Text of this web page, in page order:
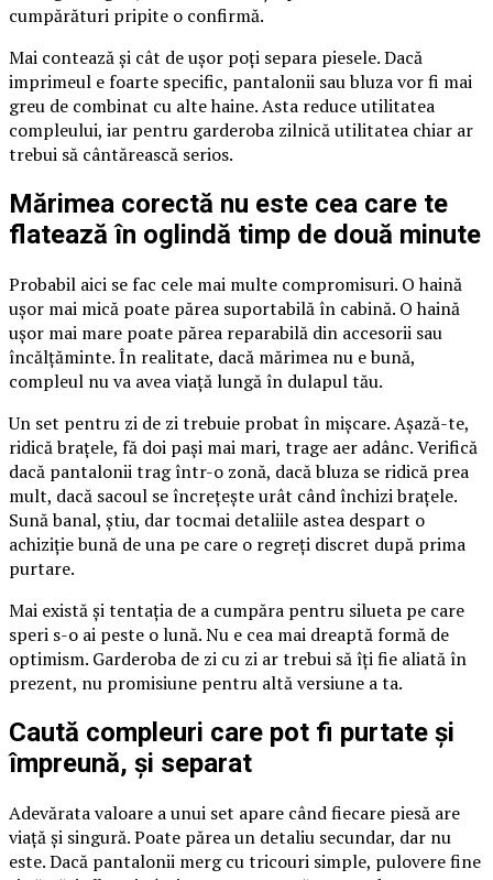
cumpărături pripite o confirmă.
Mai contează și cât de ușor poți separa piesele. Dacă
imprimeul e foarte specific, pantalonii sau bluza vor fi mai
greu de combinat cu alte haine. Asta reduce utilitatea
compleului, iar pentru garderoba zilnică utilitatea chiar ar
trebui să cântărească serios.
Mărimea corectă nu este cea care te
flatează în oglindă timp de două minute
Probabil aici se fac cele mai multe compromisuri. O haină
ușor mai mică poate părea suportabilă în cabină. O haină
ușor mai mare poate părea reparabilă din accesorii sau
încălțăminte. În realitate, dacă mărimea nu e bună,
compleul nu va avea viață lungă în dulapul tău.
Un set pentru zi de zi trebuie probat în mișcare. Așază-te,
ridică brațele, fă doi pași mai mari, trage aer adânc. Verifică
dacă pantalonii trag într-o zonă, dacă bluza se ridică prea
mult, dacă sacoul se încrețește urât când închizi brațele.
Sună banal, știu, dar tocmai detaliile astea despart o
achiziție bună de una pe care o regreți discret după prima
purtare.
Mai există și tentația de a cumpăra pentru silueta pe care
speri s-o ai peste o lună. Nu e cea mai dreaptă formă de
optimism. Garderoba de zi cu zi ar trebui să îți fie aliată în
prezent, nu promisiune pentru altă versiune a ta.
Caută compleuri care pot fi purtate și
împreună, și separat
Adevărata valoare a unui set apare când fiecare piesă are
viață și singură. Poate părea un detaliu secundar, dar nu
este. Dacă pantalonii merg cu tricouri simple, pulovere fine